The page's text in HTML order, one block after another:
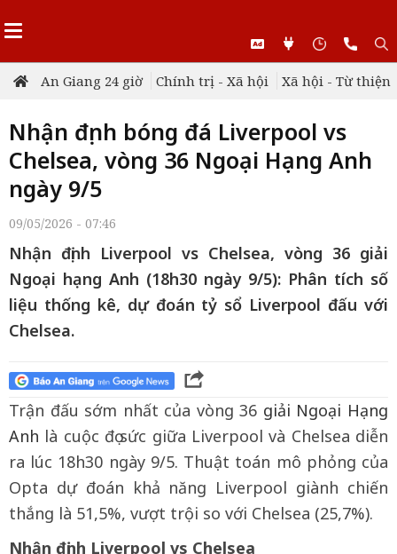
An Giang 24 giờ Chính trị - Xã hội Xã hội - Từ thiện
Nhận định bóng đá Liverpool vs
Chelsea, vòng 36 Ngoại Hạng Anh
ngày 9/5
09/05/2026 - 07:46
Nhận định Liverpool vs Chelsea, vòng 36 giải
Ngoại hạng Anh (18h30 ngày 9/5): Phân tích số
liệu thống kê, dự đoán tỷ sổ Liverpool đấu với
Chelsea.
Trận đấu sớm nhất của vòng 36 giải Ngoại Hạng
Anh là cuộc đọ sức giữa Liverpool và Chelsea diễn
ra lúc 18h30 ngày 9/5. Thuật toán mô phỏng của
Opta dự đoán khả năng Liverpool giành chiến
thắng là 51,5%, vượt trội so với Chelsea (25,7%).
Nhận định Liverpool vs Chelsea